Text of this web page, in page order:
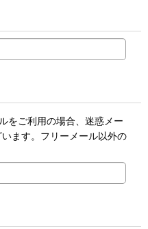
をご利用の場合、迷惑メー
ます。フリーメール以外の